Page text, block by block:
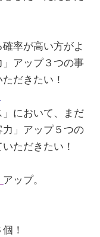
率が高い方がよ
アップ３つの事
だきたい！
において、まだ
」アップ５つの
ただきたい！
アップ。
！